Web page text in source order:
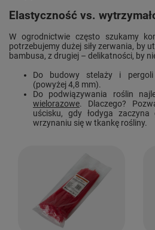
Elastyczność vs.
W ogrodnictwie często szukamy
potrzebujemy dużej siły zerwania, by
bambusa, z drugiej – delikatności, by
Do budowy stelaży i
(powyżej 4,8 mm).
Do podwiązywania roślin
wielorazowe. Dlaczego?
uścisku, gdy łodyga
wrzynaniu się w tkankę rośliny.